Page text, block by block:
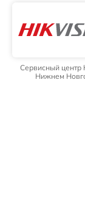
Сервисный центр
Нижнем